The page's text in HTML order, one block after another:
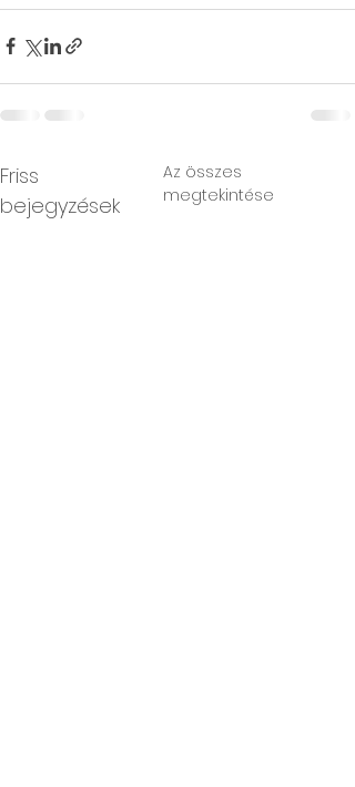
Friss
bejegyzések
Az összes
megtekintése